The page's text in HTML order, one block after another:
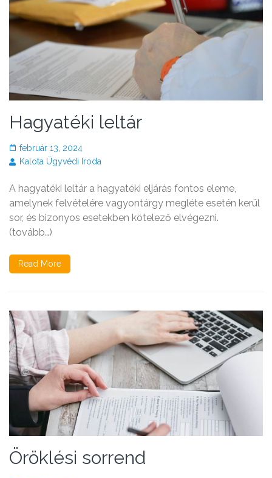
Hagyatéki leltár
február 13, 2024
Kalota Ügyvédi Iroda
A hagyatéki leltár a hagyatéki eljárás fontos eleme,
amelynek felvételére vagyontárgy megléte esetén kerül
sor, és bizonyos esetekben kötelező elvégezni.
(tovább…)
Read More
Öröklési sorrend